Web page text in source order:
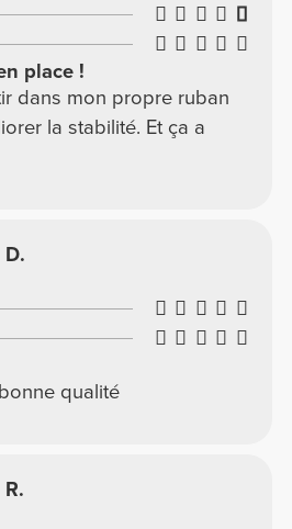
place !
dans mon propre ruban
la stabilité. Et ça a
D.
qualité